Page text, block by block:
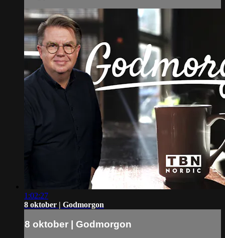
1:02:27
8 oktober | Godmorgon
8 oktober | Godmorgon